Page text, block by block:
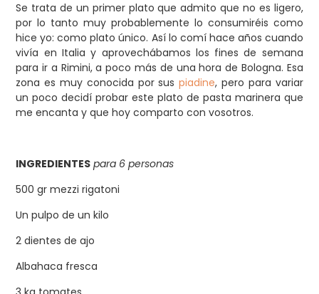
Se trata de un primer plato que admito que no es ligero,
por lo tanto muy probablemente lo consumiréis como
hice yo: como plato único. Así lo comí hace años cuando
vivía en Italia y aprovechábamos los fines de semana
para ir a Rimini, a poco más de una hora de Bologna. Esa
zona es muy conocida por suspiadine, pero para variar
un poco decidí probar este plato de pasta marinera que
me encanta y que hoy comparto con vosotros.
INGREDIENTES para 6 personas
500 gr mezzi rigatoni
Un pulpo de un kilo
2 dientes de ajo
Albahaca fresca